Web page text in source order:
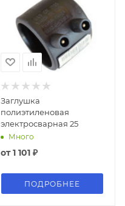
Заглушка
полиэтиленовая
электросварная 25
Много
от1 101 ₽
ПОДРОБНЕЕ